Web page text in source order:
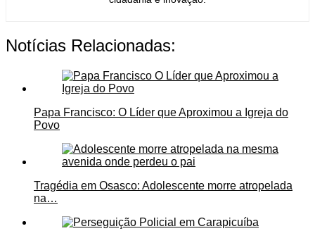
Notícias Relacionadas:
Papa Francisco: O Líder que Aproximou a Igreja do
Povo
Tragédia em Osasco: Adolescente morre atropelada
na…